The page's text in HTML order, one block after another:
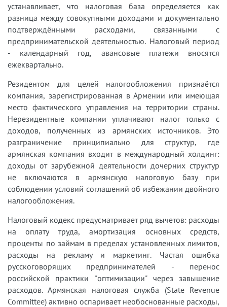
устанавливает, что налоговая база определяется как
разница между совокупными доходами и документально
подтверждёнными расходами, связанными с
предпринимательской деятельностью. Налоговый период
- календарный год, авансовые платежи вносятся
ежеквартально.
Резидентом для целей налогообложения признаётся
компания, зарегистрированная в Армении или имеющая
место фактического управления на территории страны.
Нерезидентные компании уплачивают налог только с
доходов, полученных из армянских источников. Это
разграничение принципиально для структур, где
армянская компания входит в международный холдинг:
доходы от зарубежной деятельности дочерних структур
не включаются в армянскую налоговую базу при
соблюдении условий соглашений об избежании двойного
налогообложения.
Налоговый кодекс предусматривает ряд вычетов: расходы
на оплату труда, амортизация основных средств,
проценты по займам в пределах установленных лимитов,
расходы на рекламу и маркетинг. Частая ошибка
русскоговорящих предпринимателей - перенос
российской практики "оптимизации" через завышение
расходов. Армянская налоговая служба (State Revenue
Committee) активно оспаривает необоснованные расходы,